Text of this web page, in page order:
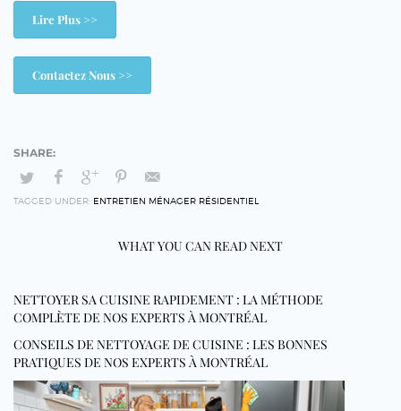
Lire Plus >>
Contactez Nous >>
TAGGED UNDER: ENTRETIEN MÉNAGER RÉSIDENTIEL
WHAT YOU CAN READ NEXT
NETTOYER SA CUISINE RAPIDEMENT : LA MÉTHODE
COMPLÈTE DE NOS EXPERTS À MONTRÉAL
CONSEILS DE NETTOYAGE DE CUISINE : LES BONNES
PRATIQUES DE NOS EXPERTS À MONTRÉAL